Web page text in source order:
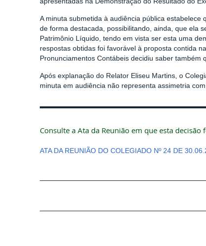
A minuta submetida à audiência pública
de forma destacada, possibilitando, ainda, que ela
Patrimônio Líquido, tendo em vista ser esta uma
respostas obtidas foi favorável à proposta contida
Pronunciamentos Contábeis decidiu saber também
Após explanação do Relator Eliseu Martins, o
minuta em audiência não representa assimetria
Consulte a Ata da Reunião em que esta decisão
ATA DA REUNIÃO DO COLEGIADO Nº 24 DE